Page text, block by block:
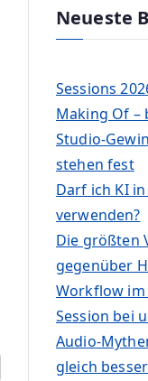
Neueste
Sessions
Making Of –
Studio-
stehen fest
Darf ich KI
verwenden?
Die größten
gegenüber
Workflow im
Session bei
Audio-
gleich besser